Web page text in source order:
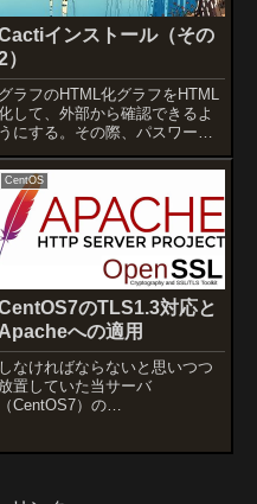
インストール（その
）
グラフのHTML化グラフをHTML
して、外部から確認できるよ
うにする。その際、パスワード
よるアクセス制限をかける。
の設定# mkdir
/var/www/cactihtml ← HTML
作成先ディレクトリ作成# chown
...
CentOS
のTLS1.3対応と
Apacheへの適用
しなければならないと思いつつ
放置していた当サーバ
（CentOS7）の
versionOpenS...